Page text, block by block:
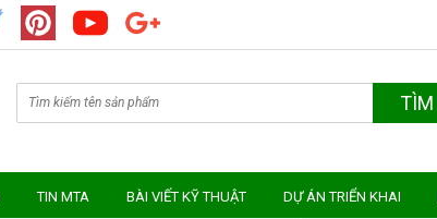
TÌM
TIN MTA BÀI VIẾT KỸ THUẬT DỰ ÁN TRIỂN KHAI